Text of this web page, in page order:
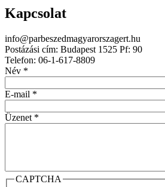
Kapcsolat
info@parbeszedmagyarorszagert.hu
Postázási cím: Budapest 1525 Pf: 90
Telefon: 06-1-617-8809
Név *
E-mail *
Üzenet *
CAPTCHA